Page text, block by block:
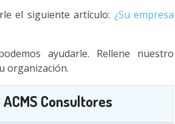
el siguiente artículo: ¿Su empresa
ayudarle. Rellene nuestro
organización.
Consultores